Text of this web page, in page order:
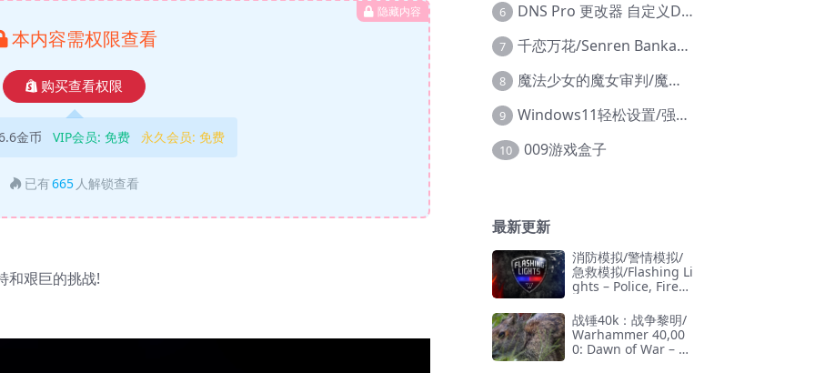
隐藏内容
本内容需权限查看
购买查看权限
金币 VIP会员: 免费 永久会员: 免费
已有665 人解锁查看
和艰巨的挑战!
6 DNS Pro 更改器 自定义DNS修改
7 千恋万花/Senren Banka/安卓版
8 魔法少女的魔女审判/魔法少女ノ魔女裁判
9 Windows11轻松设置/强力禁止WD等/兼容Win10
10 009游戏盒子
最新更新
消防模拟/警情模拟/
急救模拟/Flashing Li
ghts – Police, Firefi
Services Simulator
战锤40k：战争黎明/
Warhammer 40,00
0: Dawn of War – D